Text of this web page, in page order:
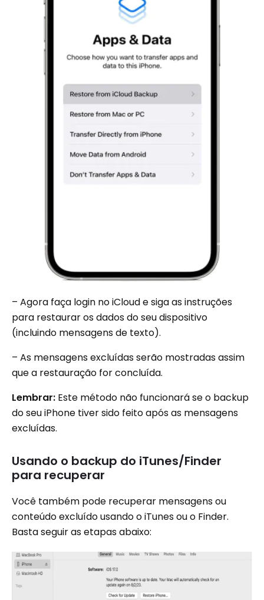
– Agora faça login no iCloud e siga as instruções
para restaurar os dados do seu dispositivo
(incluindo mensagens de texto).
– As mensagens excluídas serão mostradas assim
que a restauração for concluída.
Lembrar: Este método não funcionará se o backup
do seu iPhone tiver sido feito após as mensagens
excluídas.
Usando o backup do iTunes/Finder
para recuperar
Você também pode recuperar mensagens ou
conteúdo excluído usando o iTunes ou o Finder.
Basta seguir as etapas abaixo: